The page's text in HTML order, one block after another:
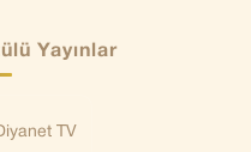
Yayınlar
TV